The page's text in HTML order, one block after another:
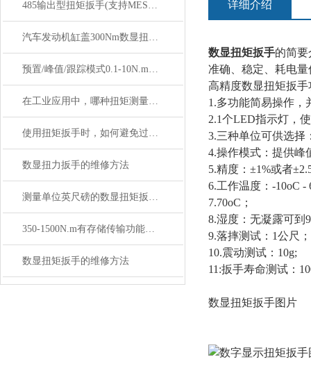
485输出型扭矩扳手(支持MES系统对接,实现工单数据绑定)
汽车发动机缸盖300Nm数显扭矩扳手（M10-M16 螺栓紧固）
预置/峰值/跟踪模式0.1-10N.m数显扭矩扳手
在工业应用中，哪种扭矩测量工具更为常用？
使用扭矩扳手时，如何避免过紧或不够紧的问题？
数显扭力扳手的维修方法
测量单位英尺磅的数显扭矩扳手SGSX价格多少
350-1500N.m有存储传输功能的数显扭矩扳手SGTS
数显扭矩扳手的维修方法
详细介绍
数显扭矩扳手的简
准确、稳定、耗电
高精度数显扭矩扳手
1.多功能简易操作，
2.1个LED指示灯，
3.三种单位可供选择
4.操作模式：提供峰
5.精度：±1%或者
6.工作温度：-10oC -
7.70oC；
8.湿度：无凝露可到
9.落摔测试：1公尺；
10.震动测试：10g;
11:扳手寿命测试：
数显扭矩扳手图片